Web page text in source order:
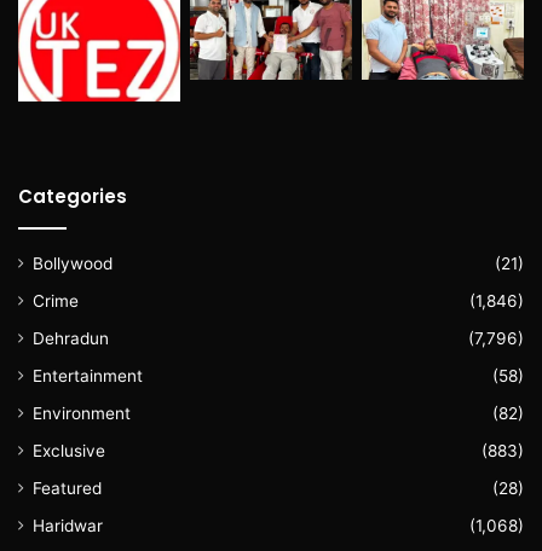
Categories
Bollywood
(21)
Crime
(1,846)
Dehradun
(7,796)
Entertainment
(58)
Environment
(82)
Exclusive
(883)
Featured
(28)
Haridwar
(1,068)